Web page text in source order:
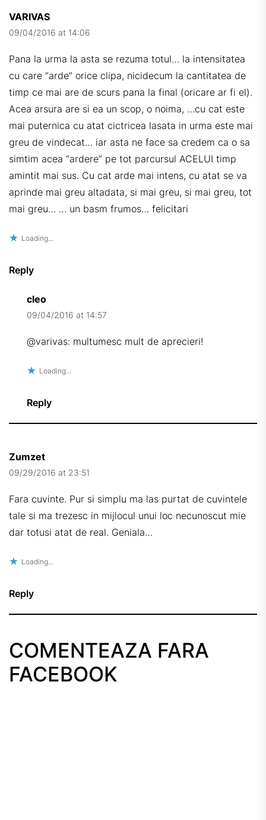
VARIVAS
09/04/2016 at 14:06
Pana la urma la asta se rezuma totul… la intensitatea
cu care “arde” orice clipa, nicidecum la cantitatea de
timp ce mai are de scurs pana la final (oricare ar fi el).
Acea arsura are si ea un scop, o noima, …cu cat este
mai puternica cu atat cictricea lasata in urma este mai
greu de vindecat… iar asta ne face sa credem ca o sa
simtim acea “ardere” pe tot parcursul ACELUI timp
amintit mai sus. Cu cat arde mai intens, cu atat se va
aprinde mai greu altadata, si mai greu, si mai greu, tot
mai greu… … un basm frumos… felicitari
Loading...
Reply
cleo
09/04/2016 at 14:57
@varivas: multumesc mult de aprecieri!
Loading...
Reply
Zumzet
09/29/2016 at 23:51
Fara cuvinte. Pur si simplu ma las purtat de cuvintele
tale si ma trezesc in mijlocul unui loc necunoscut mie
dar totusi atat de real. Geniala…
Loading...
Reply
COMENTEAZA FARA
FACEBOOK